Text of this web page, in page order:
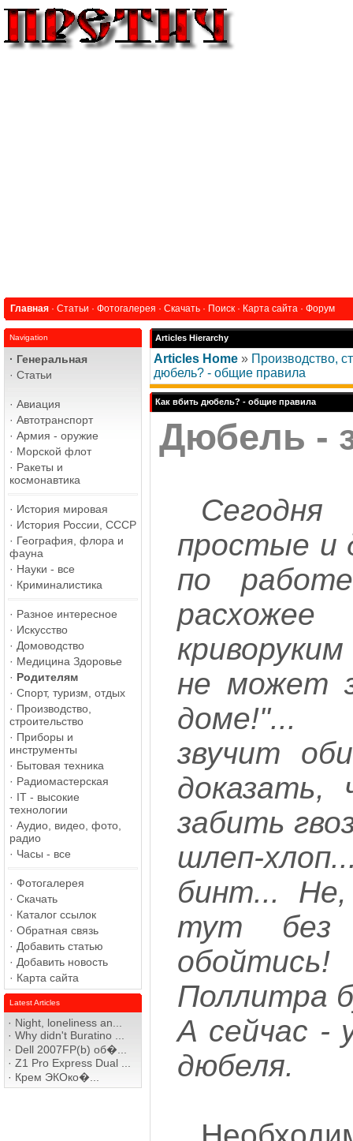
Главная · Статьи · Фотогалерея · Скачать · Поиск · Карта сайта · Форум
Navigation
· Генеральная
· Статьи
· Авиация
· Автотранспорт
· Армия - оружие
· Морской флот
· Ракеты и
космонавтика
· История мировая
· История России, СССР
· География, флора и
фауна
· Науки - все
· Криминалистика
· Разное интересное
· Искусство
· Домоводство
· Медицина Здоровье
· Родителям
· Спорт, туризм, отдых
· Производство,
строительство
· Приборы и
инструменты
· Бытовая техника
· Радиомастерская
· IT - высокие
технологии
· Аудио, видео, фото,
радио
· Часы - все
· Фотогалерея
· Скачать
· Каталог ссылок
· Обратная связь
· Добавить статью
· Добавить новость
· Карта сайта
Latest Articles
· Night, loneliness an...
· Why didn't Buratino ...
· Dell 2007FP(b) об�...
· Z1 Pro Express Dual ...
· Крем ЭКОко�...
Articles Hierarchy
Articles Home » Производство,
дюбель? - общие правила
Как вбить дюбель? - общие правила
Дюбель -
Сегодня
простые и
по
не может
доме!"...
звучит
забить
шлеп-
бинт...
тут без
Поллитра
А сейчас -
дюбеля.